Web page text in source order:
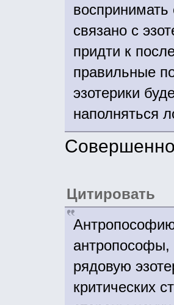
связано с
придти к
правильные
эзотерики
наполняться
Цитировать
антропософы,
рядовую
критических